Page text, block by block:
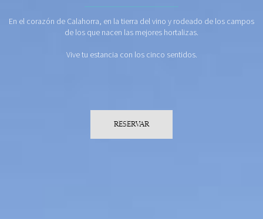
En el corazón de Calahorra, en la tierra del vino y rodeado de los campos
de los que nacen las mejores hortalizas.
Vive tu estancia con los cinco sentidos.
RESERVAR